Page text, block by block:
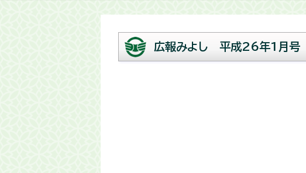
広報みよし 平成26年1月号